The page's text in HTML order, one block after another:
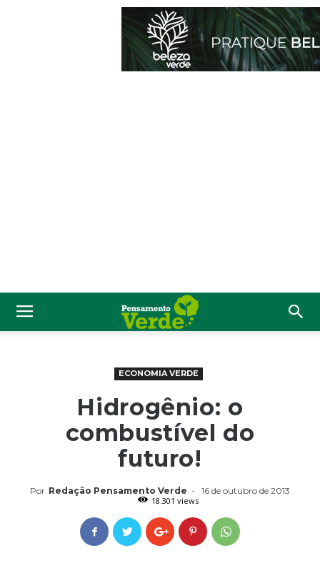
ECONOMIA VERDE
Hidrogênio: o
combustível do
futuro!
Por Redação Pensamento Verde -
16 de outubro de 2013
18.301 views